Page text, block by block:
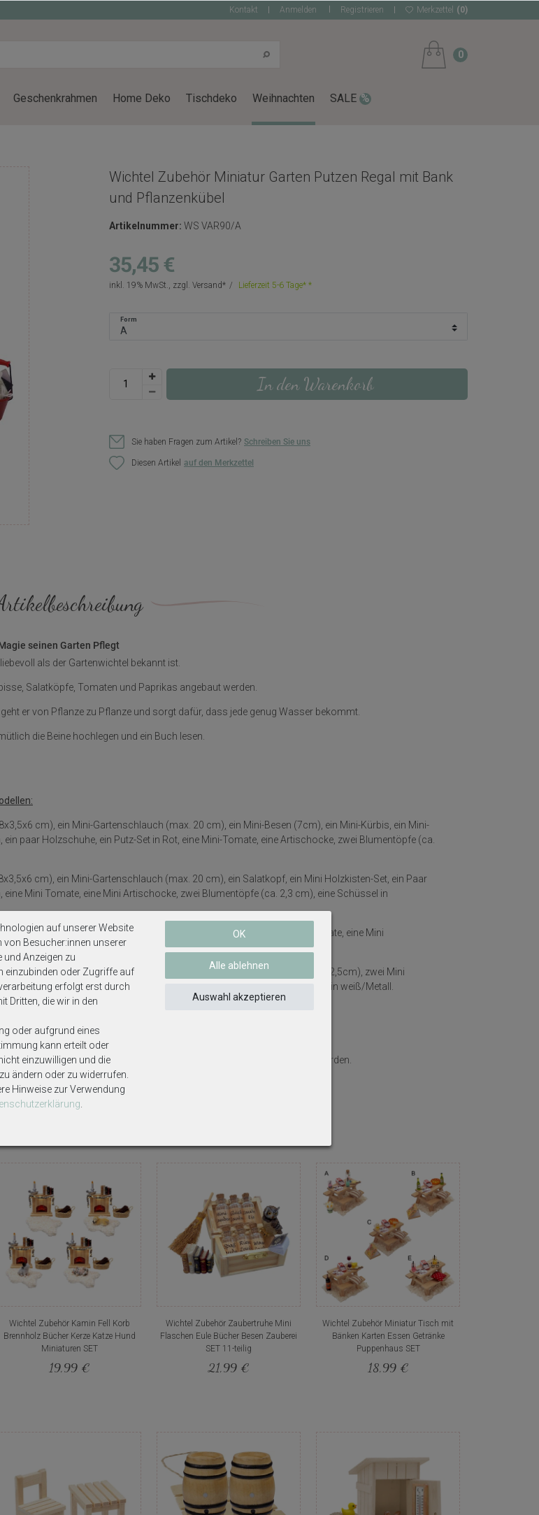
Kontakt Anmelden Registrieren Merkzettel (0)
0
Geschenkrahmen Home Deko Tischdeko Weihnachten SALE
Wichtel Zubehör Miniatur Garten Putzen Regal mit Bank
und Pflanzenkübel
Artikelnummer: WS VAR90/A
35,45 €
inkl. 19% MwSt., zzgl. Versand Lieferzeit 5-6 Tage*
Form
In den Warenkorb
Sie haben Fragen zum Artikel? Schreiben Sie uns
Diesen Artikel
seinen Garten Pflegt
als der Gartenwichtel bekannt ist.
Salatköpfe, Tomaten und Paprikas angebaut werden.
er von Pflanze zu Pflanze und sorgt dafür, dass jede genug Wasser bekommt.
die Beine hochlegen und ein Buch lesen.
cm), ein Mini-Gartenschlauch (max. 20 cm), ein Mini-Besen (7cm), ein Mini-Kürbis, ein Mini-
paar Holzschuhe, ein Putz-Set in Rot, eine Mini-Tomate, eine Artischocke, zwei Blumentöpfe (ca.
cm), ein Mini-Gartenschlauch (max. 20 cm), ein Salatkopf, ein Mini Holzkisten-Set, ein Paar
Mini Tomate, eine Mini Artischocke, zwei Blumentöpfe (ca. 2,3 cm), eine Schüssel in
in Grün (max. 20 cm), ein Mini-Blumenkasten (5 x 2 cm), eine Mini Tomate, eine Mini
Holzkisten-Set, ein Salatkopf.
in Grün (max. 20 cm), eine Mini-Gießkanne in Grün aus Metall (4 x 1,5 x 2,5cm), zwei Mini
Paprika, eine Mini-Artischocke, zwei Blumentöpfe (2,3 cm), eine Schüssel in weiß/Metall.
auch später gut aufbewahrt werden können.
zum Lieferumfang, sofern diese nicht ausdrücklich eingeschlossen werden.
Wichtel Zubehör Kamin Fell Korb
Brennholz Bücher Kerze Katze Hund
Miniaturen SET
19,99 €
Wichtel Zubehör Zaubertruhe Mini
Flaschen Eule Bücher Besen Zauberei
SET 11-teilig
21,99 €
Wichtel Zubehör Miniatur Tisch mit
Bänken Karten Essen Getränke
Puppenhaus SET
18,99 €
auf unserer Website
von Besucher:innen unserer
und Anzeigen zu
einzubinden oder Zugriffe auf
erfolgt erst durch
Dritten, die wir in den
oder aufgrund eines
kann erteilt oder
einzuwilligen und die
ändern oder zu widerrufen.
Hinweise zur Verwendung
OK
Alle ablehnen
Auswahl akzeptieren